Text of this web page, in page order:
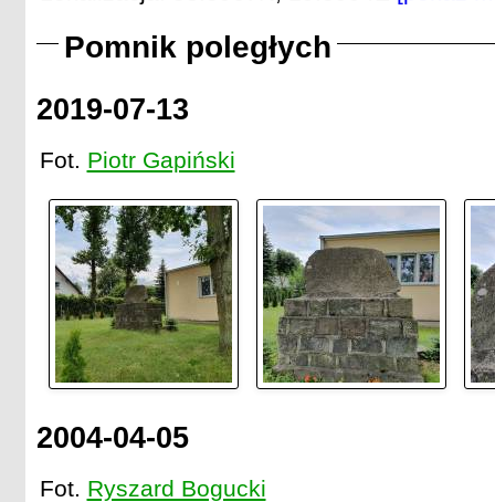
Pomnik poległych
2019-07-13
Fot. Piotr Gapiński
2004-04-05
Fot. Ryszard Bogucki